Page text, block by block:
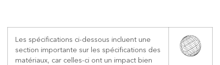
Les spécifications ci-dessous incluent une
section importante sur les spécifications des
matériaux, car celles-ci ont un impact bien